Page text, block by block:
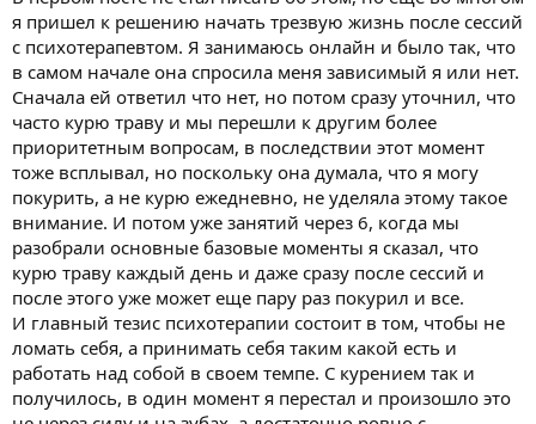
*****, как мне была кучу раз. Не срывайся, пожалуйста.
сложно посоветовать, где взять силы, когда их нет. начни с
того, что приведи здроровье в порядок, много работай,
общайся, занимайся хобби и отметай лишние времяубивалки.
Я этим и занимаюсь, мне часто херово, хочетсч все бросить,
напиться и покурить,но это как-то уже некрасиво, неинтересно,
интересно через больт апатию жить так, чтобы потом приятно
было вспоминать.
Держись, дружище, пиши нам еще, да побольше и подлиннее,
мне нравится грамотную речь читать
Тут редко, кто длинно
пишет, а жаль.
Позадавай вопросы, буду рад помочь тебе не сорваться! Но на
данный момент нечего добавить по твоим нынешним
вопросам, уж прости мне мою честность и открытость.
Верю в тебя
я пришел к решению начать трезвую жизнь после сессий
с психотерапевтом. Я занимаюсь онлайн и было так, что
в самом начале она спросила меня зависимый я или нет.
Сначала ей ответил что нет, но потом сразу уточнил, что
часто курю траву и мы перешли к другим более
приоритетным вопросам, в последствии этот момент
тоже всплывал, но поскольку она думала, что я могу
покурить, а не курю ежедневно, не уделяла этому такое
внимание. И потом уже занятий через 6, когда мы
разобрали основные базовые моменты я сказал, что
курю траву каждый день и даже сразу после сессий и
после этого уже может еще пару раз покурил и все.
И главный тезис психотерапии состоит в том, чтобы не
ломать себя, а принимать себя таким какой есть и
работать над собой в своем темпе. С курением так и
получилось, в один момент я перестал и произошло это